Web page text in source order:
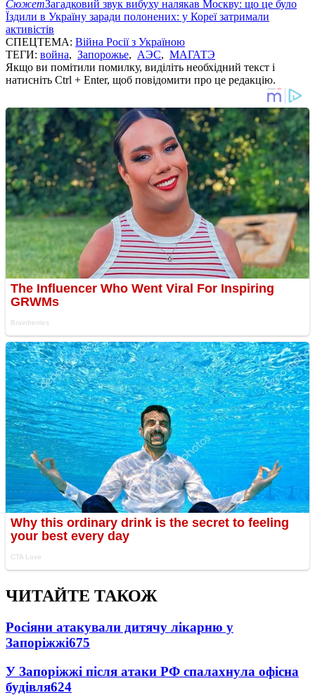
СюжетЗагадковий звук вибуху налякав Москву: що це було
Їздили в Україну заради полонених: у Кореї затримали
активістів
СПЕЦТЕМА: Війна Росії з Україною
ТЕГИ: война, Запорожье, АЭС, МАГАТЭ
Якщо ви помітили помилку, виділіть необхідний текст і
натисніть Ctrl + Enter, щоб повідомити про це редакцію.
ЧИТАЙТЕ ТАКОЖ
Росіяни атакували дитячу лікарню у
Запоріжжі675
У Запоріжжі після атаки РФ спалахнула офісна
будівля624